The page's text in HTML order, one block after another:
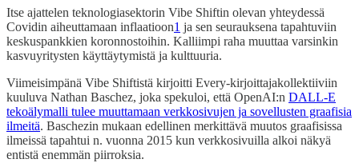
Itse ajattelen teknologiasektorin Vibe Shiftin olevan yhteydessä
Covidin aiheuttamaan inflaatioon1 ja sen seurauksena tapahtuviin
keskuspankkien koronnostoihin. Kalliimpi raha muuttaa varsinkin
kasvuyritysten käyttäytymistä ja kulttuuria.
Viimeisimpänä Vibe Shiftistä kirjoitti Every-kirjoittajakollektiiviin
kuuluva Nathan Baschez, joka spekuloi, että OpenAI:n DALL-E
tekoälymalli tulee muuttamaan verkkosivujen ja sovellusten graafisia
ilmeitä. Baschezin mukaan edellinen merkittävä muutos graafisissa
ilmeissä tapahtui n. vuonna 2015 kun verkkosivuilla alkoi näkyä
entistä enemmän piirroksia.